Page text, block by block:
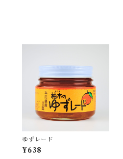
ゆずレード
¥638